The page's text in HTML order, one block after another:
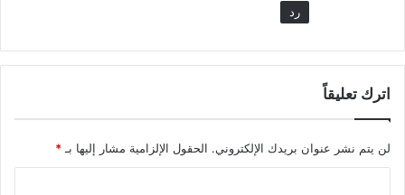
رد
اترك تعليقاً
لن يتم نشر عنوان بريدك الإلكتروني. الحقول الإلزامية مشار إليها بـ*